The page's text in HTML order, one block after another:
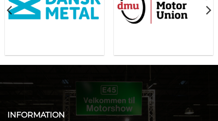
INFORMATION